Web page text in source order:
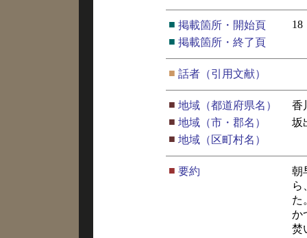
■ 掲載箇所・開始頁
18
■ 掲載箇所・終了頁
■ 話者（引用文献）
■ 地域（都道府県名）
香
■ 地域（市・郡名）
坂
■ 地域（区町村名）
■ 要約
朝
ら
た
か
焚